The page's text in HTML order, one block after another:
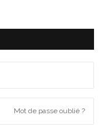
Mot de passe oublié ?